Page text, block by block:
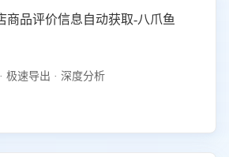
商品评价信息自动获取-八爪鱼
极速导出 · 深度分析